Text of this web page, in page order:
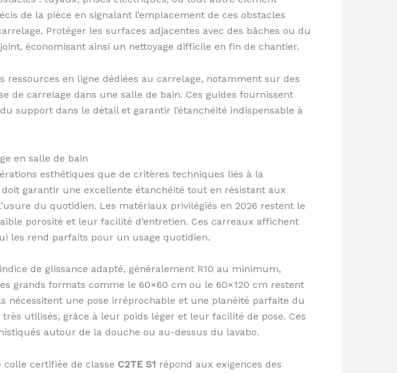
de la pièce en signalant l’emplacement de ces obstacles
Protéger les surfaces adjacentes avec des bâches ou du
économisant ainsi un nettoyage difficile en fin de chantier.
en ligne dédiées au carrelage, notamment sur des
de carrelage dans une salle de bain. Ces guides fournissent
support dans le détail et garantir l’étanchéité indispensable à
en salle de bain
esthétiques que de critères techniques liés à la
garantir une excellente étanchéité tout en résistant aux
du quotidien. Les matériaux privilégiés en 2026 restent le
porosité et leur facilité d’entretien. Ces carreaux affichent
les rend parfaits pour un usage quotidien.
de glissance adapté, généralement R10 au minimum,
grands formats comme le 60×60 cm ou le 60×120 cm restent
nécessitent une pose irréprochable et une planéité parfaite du
utilisés, grâce à leur poids léger et leur facilité de pose. Ces
autour de la douche ou au-dessus du lavabo.
certifiée de classe C2TE S1 répond aux exigences des